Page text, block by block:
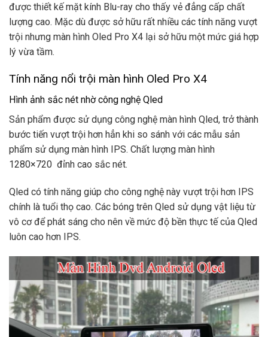
được thiết kế mặt kính Blu-ray cho thấy vẻ đẳng cấp chất
lượng cao. Mặc dù được sở hữu rất nhiều các tính năng vượt
trội nhưng màn hình Oled Pro X4 lại sở hữu một mức giá hợp
lý vừa tầm.
Tính năng nổi trội màn hình Oled Pro X4
Hình ảnh sắc nét nhờ công nghệ Qled
Sản phẩm được sử dụng công nghệ màn hình Qled, trở thành
bước tiến vượt trội hơn hẳn khi so sánh với các mẫu sản
phẩm sử dụng màn hình IPS. Chất lượng màn hình
1280×720 đỉnh cao sắc nét.
Qled có tính năng giúp cho công nghệ này vượt trội hơn IPS
chính là tuổi thọ cao. Các bóng trên Qled sử dụng vật liệu từ
vô cơ để phát sáng cho nên về mức độ bền thực tế của Qled
luôn cao hơn IPS.